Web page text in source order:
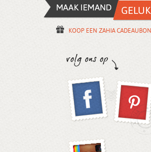
KOOP EEN ZAHIA CADEAUBON